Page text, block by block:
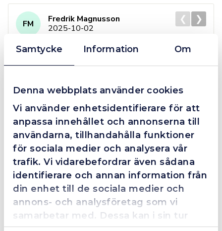
Samtycke Information Om
Denna webbplats använder cookies
Vi använder enhetsidentifierare för att
anpassa innehållet och annonserna till
användarna, tillhandahålla funktioner
för sociala medier och analysera vår
trafik. Vi vidarebefordrar även sådana
identifierare och annan information från
din enhet till de sociala medier och
annons- och analysföretag som vi
samarbetar med. Dessa kan i sin tur
kombinera informationen med annan
4.4 10 Reviews
FM
Fredrik Magnusson
2025-10-02
Dom här grabbarna är definitionen av serviceminded.
Trots en billigare order, som det blev lite strul med,
så agerade dom blixtsnabbt och löste det långt över
förväntan. Hade kontakt med Alexander, som förtjänar
en extra guldstjärna.
❮ ❯